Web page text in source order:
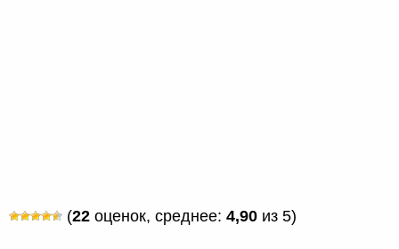
(22 оценок, среднее: 4,90 из 5)